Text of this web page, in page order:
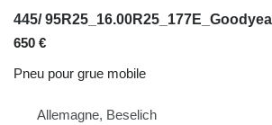
650 €
Pneu pour grue mobile
Allemagne, Beselich